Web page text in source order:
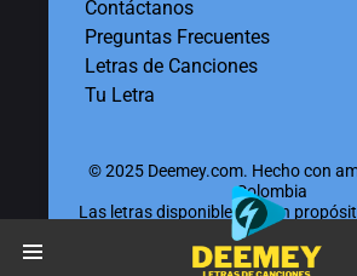
Contáctanos
Preguntas Frecuentes
Letras de Canciones
Tu Letra
© 2025 Deemey.com. Hecho con
Colombia
Las letras disponibles tienen
educativos